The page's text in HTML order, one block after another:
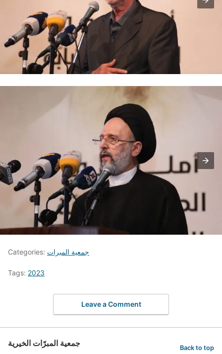
Categories: جمعية المبرات
Tags: 2023
Leave a Comment
جمعية المبرّات الخيرية Back to top